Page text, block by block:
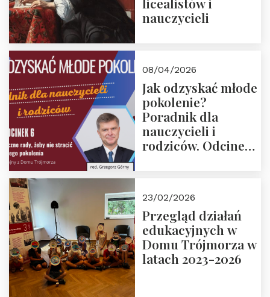
nauczycieli
08/04/2026
Jak odzyskać młode
pokolenie?
Poradnik dla
nauczycieli i
rodziców. Odcinek
Rozmawiają red.
Grzegorz Górny i
prof. Michał
Łuczewski
23/02/2026
Przegląd działań
edukacyjnych w
Domu Trójmorza w
latach 2023-2026